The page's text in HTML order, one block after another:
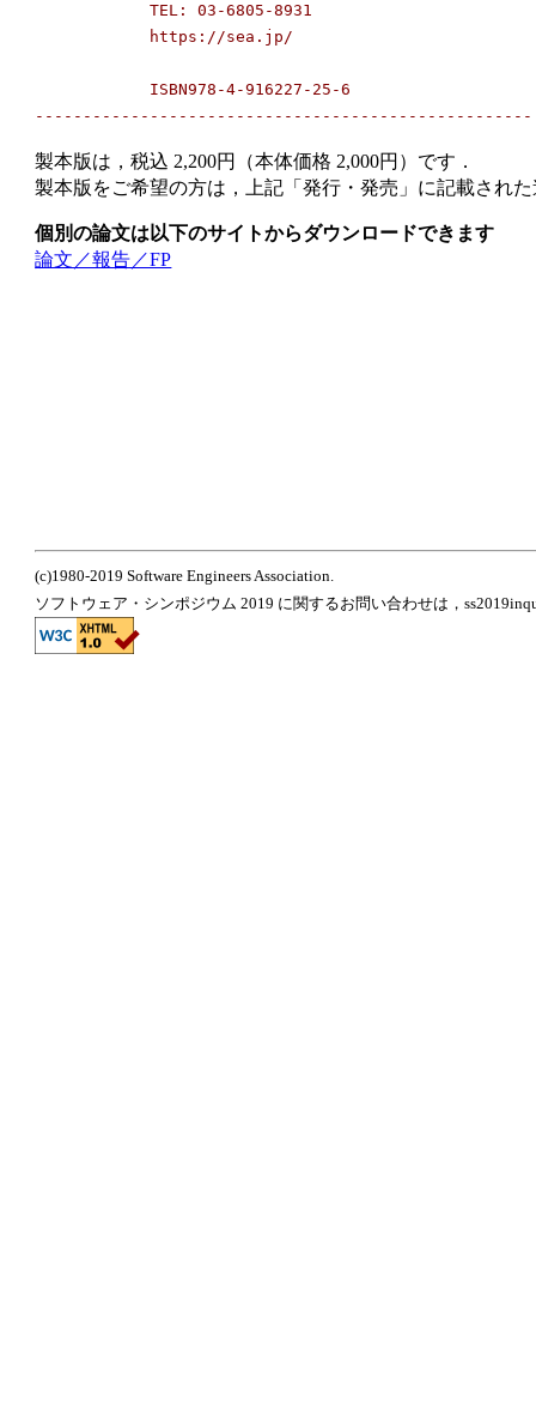
            TEL: 03-6805-8931
            https://sea.jp/
            ISBN978-4-916227-25-6
製本版は，税込 2,200円（本体価格 2,000円）です．
製本版をご希望の方は，上記「発行・発売」に記載され
個別の論文は以下のサイトからダウンロードできます
論文／報告／FP
(c)1980-2019 Software Engineers Association.
ソフトウェア・シンポジウム 2019 に関するお問い合わせは，